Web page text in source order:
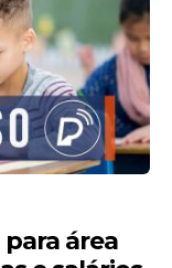
em duas
área